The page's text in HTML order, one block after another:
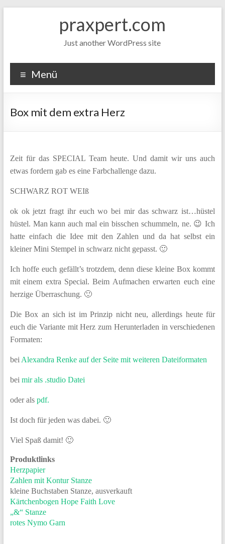
praxpert.com
Just another WordPress site
Menü
Box mit dem extra Herz
Zeit für das SPECIAL Team heute. Und damit wir uns auch
etwas fordern gab es eine Farbchallenge dazu.
SCHWARZ ROT WEIß
ok ok jetzt fragt ihr euch wo bei mir das schwarz ist…hüstel
hüstel. Man kann auch mal ein bisschen schummeln, ne. 😉 Ich
hatte einfach die Idee mit den Zahlen und da hat selbst ein
kleiner Mini Stempel in schwarz nicht gepasst. 🙂
Ich hoffe euch gefällt’s trotzdem, denn diese kleine Box kommt
mit einem extra Special. Beim Aufmachen erwarten euch eine
herzige Überraschung. 🙂
Die Box an sich ist im Prinzip nicht neu, allerdings heute für
euch die Variante mit Herz zum Herunterladen in verschiedenen
Formaten:
bei Alexandra Renke auf der Seite mit weiteren Dateiformaten
bei mir als .studio Datei
oder als pdf.
Ist doch für jeden was dabei. 🙂
Viel Spaß damit! 🙂
Produktlinks
Herzpapier
Zahlen mit Kontur Stanze
kleine Buchstaben Stanze, ausverkauft
Kärtchenbogen Hope Faith Love
„&“ Stanze
rotes Nymo Garn